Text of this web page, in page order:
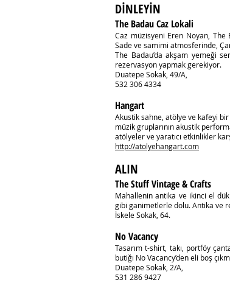
DİNLEYİN
The Badau Caz Lokali
Caz müzisyeni Eren Noyan,
Sade ve samimi atmosferinde,
The Badau’da akşam yemeği
rezervasyon yapmak gerekiyor.
Duatepe Sokak, 49/A,
532 306 4334
Hangart
Akustik sahne, atölye ve kafeyi
müzik gruplarının akustik
atölyeler ve yaratıcı etkinlikler
http://atolyehangart.com
ALIN
The Stuff Vintage & Crafts
Mahallenin antika ve ikinci el
gibi ganimetlerle dolu. Antika ve
İskele Sokak, 64.
No Vacancy
Tasarım t-shirt, takı, portföy
butiğı No Vacancy’den eli boş
Duatepe Sokak, 2/A,
531 286 9427